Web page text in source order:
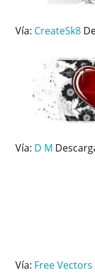
Vía: CreateSk8
Vía: D M
Vía: Free Vectors